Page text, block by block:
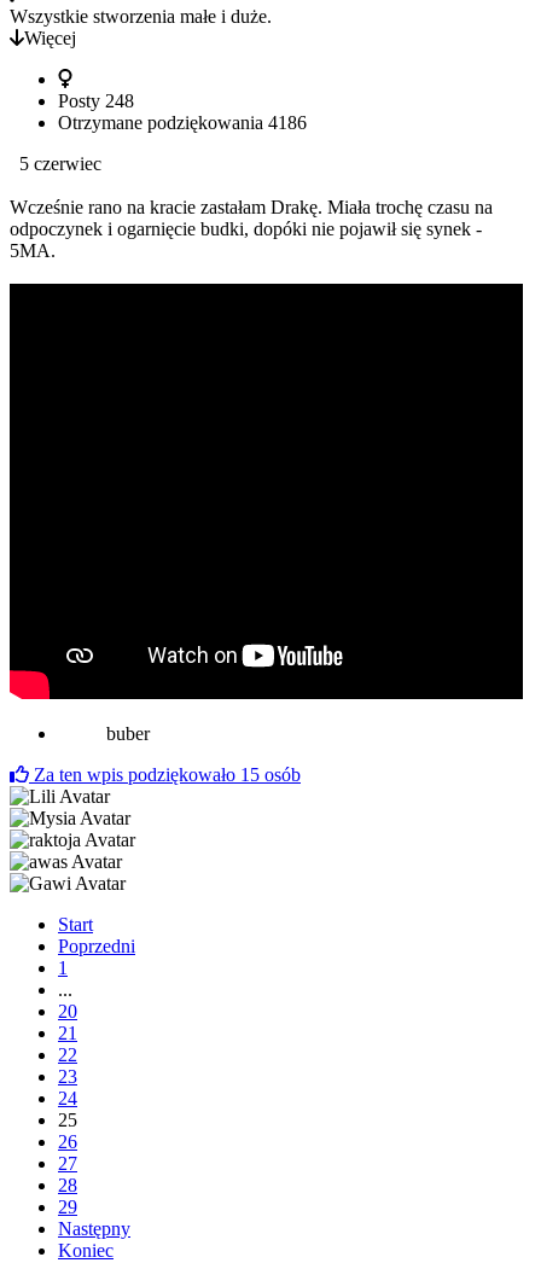
Wszystkie stworzenia małe i duże.
Więcej
Posty 248
Otrzymane podziękowania 4186
5 czerwiec
Wcześnie rano na kracie zastałam Drakę. Miała trochę czasu na
odpoczynek i ogarnięcie budki, dopóki nie pojawił się synek -
5MA.
buber
Za ten wpis podziękowało 15 osób
Start
Poprzedni
1
...
20
21
22
23
24
25
26
27
28
29
Następny
Koniec